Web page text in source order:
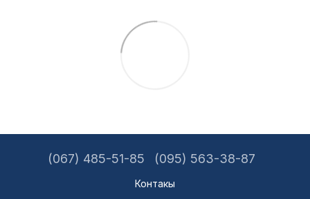
(067) 485-51-85 (095) 563-38-87
Контакы